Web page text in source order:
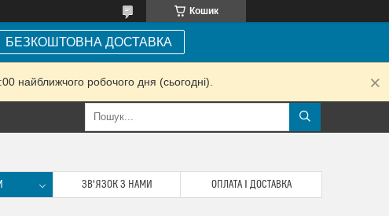
Кошик
БЕЗКОШТОВНА ДОСТАВКА
найближчого робочого дня (сьогодні).
ЗВ'ЯЗОК З НАМИ ОПЛАТА І ДОСТАВКА